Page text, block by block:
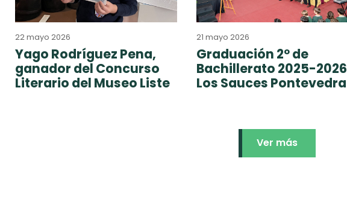
22 mayo 2026
Yago Rodríguez Pena,
ganador del Concurso
Literario del Museo Liste
21 mayo 2026
Graduación 2º de
Bachillerato 2025-2026
Los Sauces Pontevedra
Ver más